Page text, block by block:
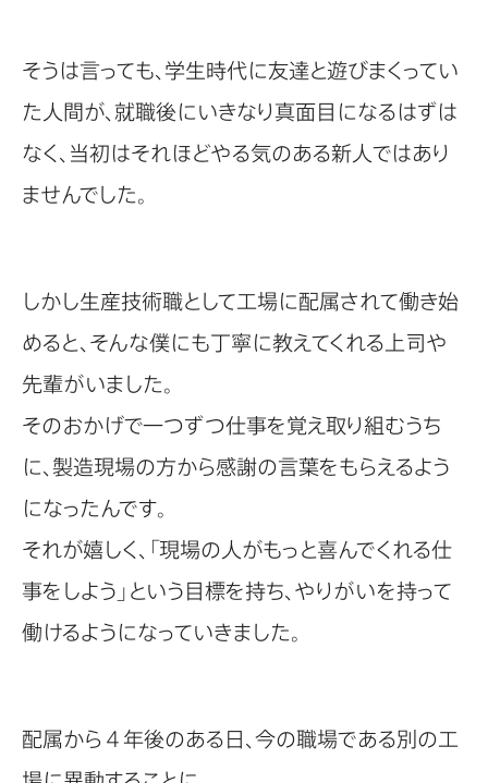
そうは言っても、学生時代に友達と遊びまくってい
た人間が、就職後にいきなり真面目になるはずは
なく、当初はそれほどやる気のある新人ではあり
ませんでした。
しかし生産技術職として工場に配属されて働き始
めると、そんな僕にも丁寧に教えてくれる上司や
先輩がいました。
そのおかげで一つずつ仕事を覚え取り組むうち
に、製造現場の方から感謝の言葉をもらえるよう
になったんです。
それが嬉しく、「現場の人がもっと喜んでくれる仕
事をしよう」という目標を持ち、やりがいを持って
働けるようになっていきました。
配属から４年後のある日、今の職場である別の工